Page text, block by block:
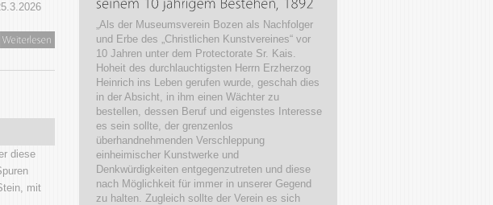
diese
mit
„Als der Museumsverein Bozen als Nachfolger
und Erbe des „Christlichen Kunstvereines“ vor
10 Jahren unter dem Protectorate Sr. Kais.
Hoheit des durchlauchtigsten Herrn Erzherzog
Heinrich ins Leben gerufen wurde, geschah dies
in der Absicht, in ihm einen Wächter zu
bestellen, dessen Beruf und eigenstes Interesse
es sein sollte, der grenzenlos
überhandnehmenden Verschleppung
einheimischer Kunstwerke und
Denkwürdigkeiten entgegenzutreten und diese
nach Möglichkeit für immer in unserer Gegend
zu halten. Zugleich sollte der Verein es sich